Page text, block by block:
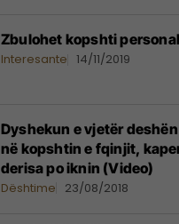
Zbulohet kopshti
Interesante 14/11/2019
Dyshekun e vjetër
në kopshtin e fqinjit,
derisa po iknin (Video)
Dështime 23/08/2018